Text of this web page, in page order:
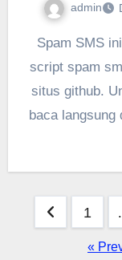
admin
Spam SMS ini dilakukan dengan memanfaatkan
script spam
situs github.
baca
Posts
1
«